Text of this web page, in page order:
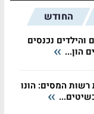
החודש
והילדים נכנסים
הון...
המסים: הונו